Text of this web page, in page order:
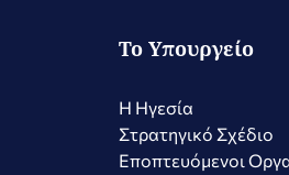
Το Υπουργείο
Η Ηγεσία
Στρατηγικό Σχέδιο
Εποπτευόμενοι